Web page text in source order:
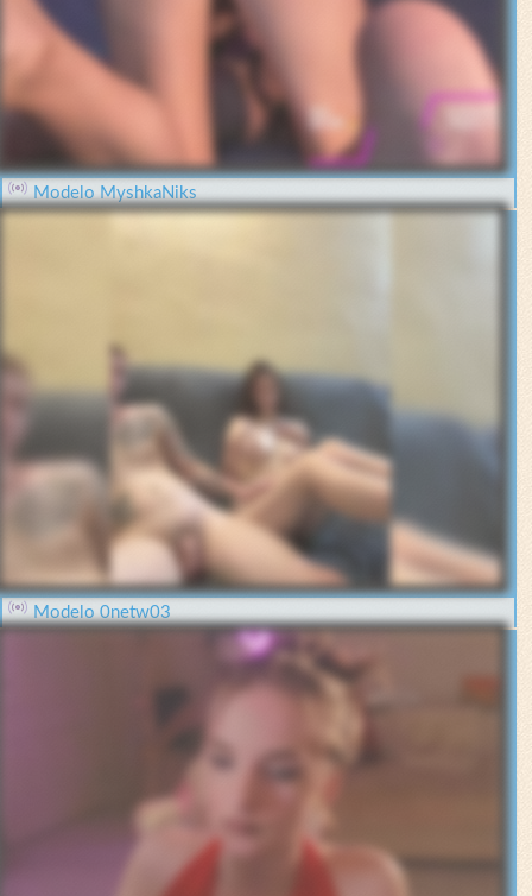
Modelo MyshkaNiks
Modelo 0netw03